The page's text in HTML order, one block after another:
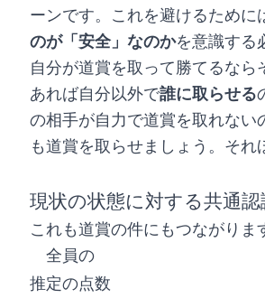
ーンです。これを避けるために
のが「安全」なのかを意識する
自分が道賞を取って勝てるな
あれば自分以外で誰に取らせる
の相手が自力で道賞を取れな
も道賞を取らせましょう。それ
現状の状態に対する共通認
これも道賞の件にもつながりま
全員の
推定の点数